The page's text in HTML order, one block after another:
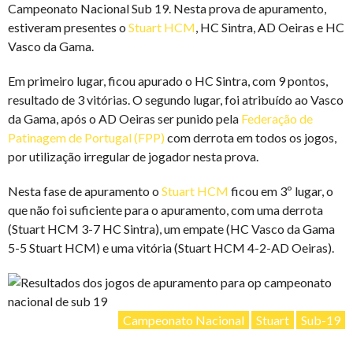
Campeonato Nacional Sub 19. Nesta prova de apuramento,
estiveram presentes o Stuart HCM, HC Sintra, AD Oeiras e HC
Vasco da Gama.
Em primeiro lugar, ficou apurado o HC Sintra, com 9 pontos,
resultado de 3 vitórias. O segundo lugar, foi atribuído ao Vasco
da Gama, após o AD Oeiras ser punido pela Federação de
Patinagem de Portugal (FPP) com derrota em todos os jogos,
por utilização irregular de jogador nesta prova.
Nesta fase de apuramento o Stuart HCM ficou em 3º lugar, o
que não foi suficiente para o apuramento, com uma derrota
(Stuart HCM 3-7 HC Sintra), um empate (HC Vasco da Gama
5-5 Stuart HCM) e uma vitória (Stuart HCM 4-2-AD Oeiras).
Campeonato Nacional Stuart Sub-19